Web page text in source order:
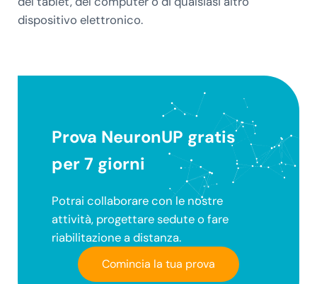
dispositivo elettronico.
Prova NeuronUP gratis
per 7 giorni
Potrai collaborare con le nostre
attività, progettare sedute o fare
riabilitazione a distanza.
Comincia la tua prova